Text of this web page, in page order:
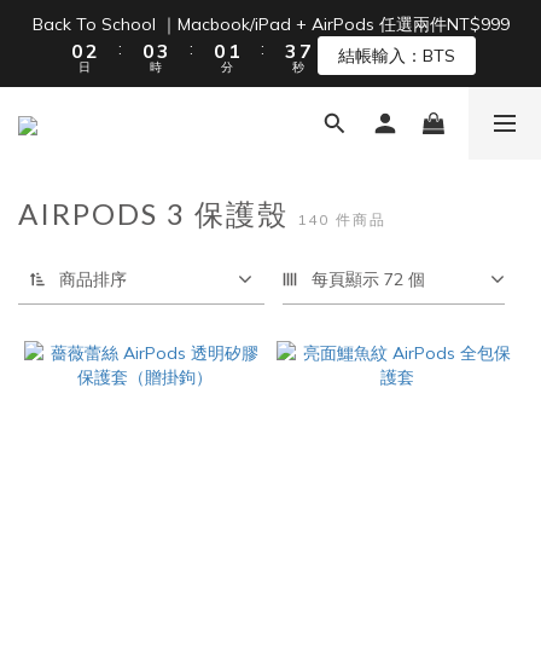
單筆滿 NT$1500 即享免運 🚚
Back To School ｜Macbook/iPad + AirPods 任選兩件NT$999
1
0
3
2
1
日
:
1
0
4
3
2
時
:
1
0
2
1
0
分
:
4
3
2
7
6
5
0
秒
結帳輸入：BTS
單筆滿 NT$1500 即享免運 🚚
AIRPODS 3 保護殼 140 件商品
商品排序 每頁顯示 72 個